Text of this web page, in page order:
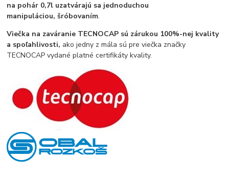
na pohár 0,7l uzatvárajú sa jednoduchou
manipuláciou, šróbovaním.
Viečka na zaváranie TECNOCAP sú zárukou 100%-nej kvality
a spoľahlivosti, ako jedny z mála sú pre viečka značky
TECNOCAP vydané platné certifikáty kvality.